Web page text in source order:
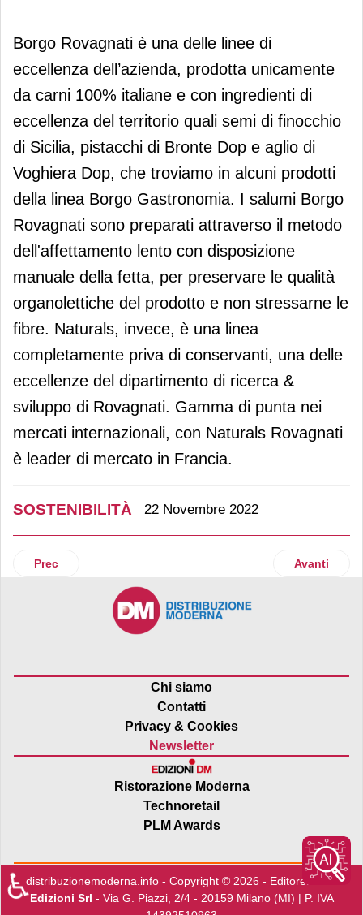
Borgo Rovagnati è una delle linee di
eccellenza dell’azienda, prodotta unicamente
da carni 100% italiane e con ingredienti di
eccellenza del territorio quali semi di finocchio
di Sicilia, pistacchi di Bronte Dop e aglio di
Voghiera Dop, che troviamo in alcuni prodotti
della linea Borgo Gastronomia. I salumi Borgo
Rovagnati sono preparati attraverso il metodo
dell'affettamento lento con disposizione
manuale della fetta, per preservare le qualità
organolettiche del prodotto e non stressarne le
fibre. Naturals, invece, è una linea
completamente priva di conservanti, una delle
eccellenze del dipartimento di ricerca &
sviluppo di Rovagnati. Gamma di punta nei
mercati internazionali, con Naturals Rovagnati
è leader di mercato in Francia.
SOSTENIBILITÀ 22 Novembre 2022
Articolo precedente: Clai sostiene Banco Alimentare
Prec Articolo
Avanti
Chi siamo
Contatti
Privacy & Cookies
Newsletter
Ristorazione Moderna
Technoretail
PLM Awards
distribuzionemoderna.info - Copyright © 2026 - Editore:Edra
Edizioni Srl - Via G. Piazzi, 2/4 - 20159 Milano (MI) | P. IVA